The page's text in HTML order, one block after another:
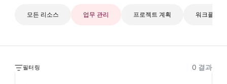
모든 리소스 업무 관리 프로젝트 계획 워크플로
필터링 0 결과